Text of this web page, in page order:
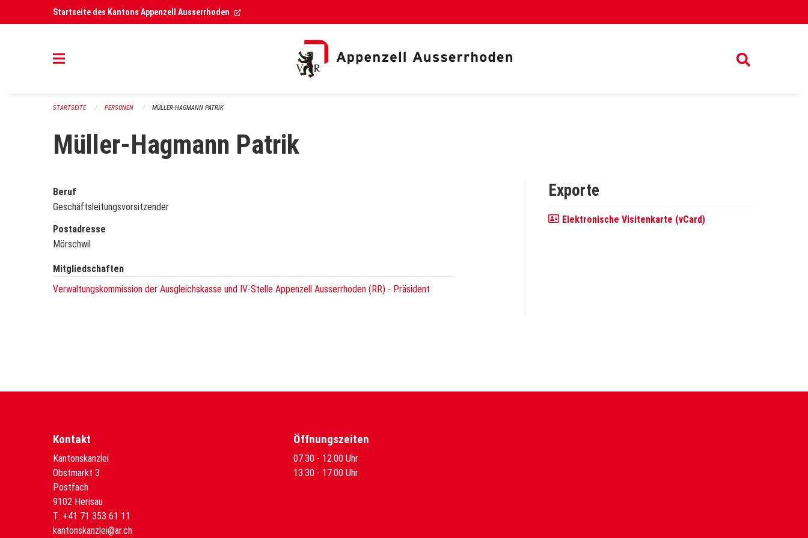
Navigation überspringenStartseite des Kantons Appenzell Ausserrhoden (External Link)
STARTSEITE PERSONEN MÜLLER-HAGMANN PATRIK
Müller-Hagmann Patrik
Beruf
Geschäftsleitungsvorsitzender
Postadresse
Mörschwil
Mitgliedschaften
Verwaltungskommission der Ausgleichskasse und IV-Stelle Appenzell Ausserrhoden (RR) - Präsident
Exporte
Elektronische Visitenkarte (vCard)
Kontakt
Kantonskanzlei
Obstmarkt 3
Postfach
9102 Herisau
T: +41 71 353 61 11
kantonskanzlei@ar.ch
Öffnungszeiten
07.30 - 12.00 Uhr
13.30 - 17.00 Uhr